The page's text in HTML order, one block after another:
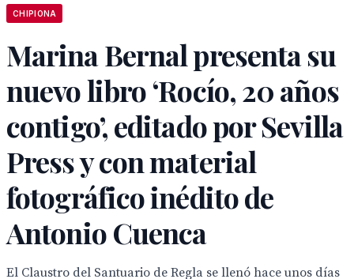
CHIPIONA
Marina Bernal presenta su
nuevo libro ‘Rocío, 20 años
contigo’, editado por Sevilla
Press y con material
fotográfico inédito de
Antonio Cuenca
El Claustro del Santuario de Regla se llenó hace unos días